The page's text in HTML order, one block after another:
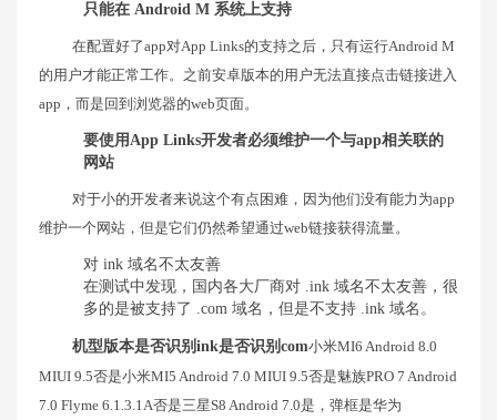
只能在 Android M 系统上支持
在配置好了app对App Links的支持之后，只有运行Android M
的用户才能正常工作。之前安卓版本的用户无法直接点击链接进入
app，而是回到浏览器的web页面。
要使用App Links开发者必须维护一个与app相关联的
网站
对于小的开发者来说这个有点困难，因为他们没有能力为app
维护一个网站，但是它们仍然希望通过web链接获得流量。
对 ink 域名不太友善
在测试中发现，国内各大厂商对 .ink 域名不太友善，很
多的是被支持了 .com 域名，但是不支持 .ink 域名。
机型版本是否识别ink是否识别com小米MI6 Android 8.0
MIUI 9.5否是小米MI5 Android 7.0 MIUI 9.5否是魅族PRO 7 Android
7.0 Flyme 6.1.3.1A否是三星S8 Android 7.0是，弹框是华为